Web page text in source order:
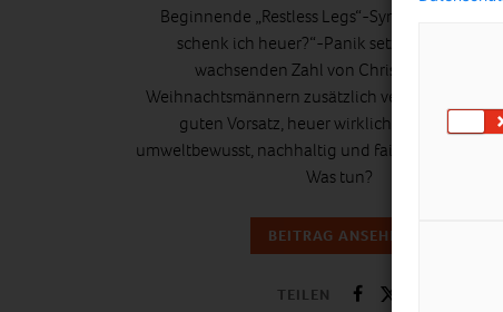
Beginnende „Restless Legs“-Symptome: Die
schenk ich heuer?“-Panik setzt ein, bei einer
wachsenden Zahl von Christkindln und
Weihnachtsmännern zusätzlich verschärft durch
guten Vorsatz, heuer wirklich ausschließlich
umweltbewusst, nachhaltig und fair einzukaufen.
Was tun?
BEITRAG ANSEHEN
TEILEN